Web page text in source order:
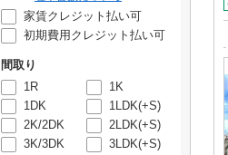
家賃クレジット払い可
初期費用クレジット払い可
間取り
1R
1K
1DK
1LDK(+S)
2K/2DK
2LDK(+S)
3K/3DK
3LDK(+S)